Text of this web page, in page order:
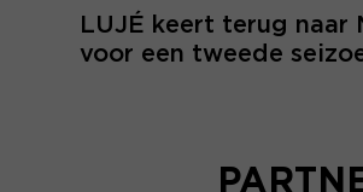
LUJÉ keert terug naar
voor een tweede